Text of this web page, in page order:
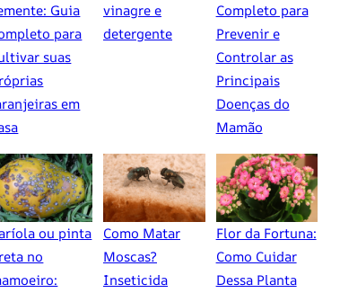
Guia
para
suas
em
vinagre e
detergente
Completo para
Prevenir e
Controlar as
Principais
Doenças do
Mamão
ou pinta
no
Como Matar
Moscas?
Inseticida
Flor da Fortuna:
Como Cuidar
Dessa Planta